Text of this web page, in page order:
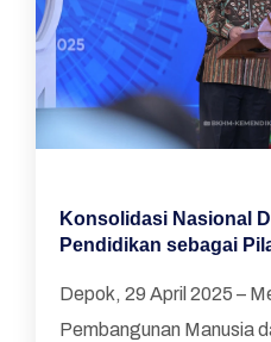
Konsolidasi Nasional
Pendidikan sebagai
Depok, 29 April 2025 –
Pembangunan Manusia